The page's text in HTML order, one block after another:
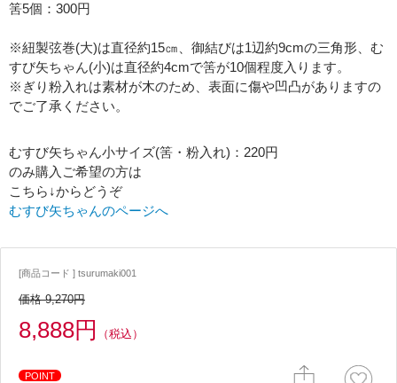
筈5個：300円
※紐製弦巻(大)は直径約15㎝、御結びは1辺約9cmの三角形、む
すび矢ちゃん(小)は直径約4cmで筈が10個程度入ります。
※ぎり粉入れは素材が木のため、表面に傷や凹凸がありますの
でご了承ください。
むすび矢ちゃん小サイズ(筈・粉入れ)：220円
のみ購入ご希望の方は
こちら↓からどうぞ
むすび矢ちゃんのページへ
[商品コード ] tsurumaki001
価格 9,270円
8,888円 （税込）
POINT